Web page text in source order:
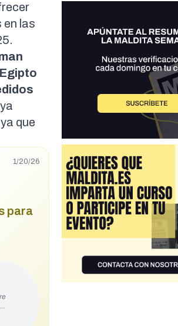
en las
que
1/20/26
para